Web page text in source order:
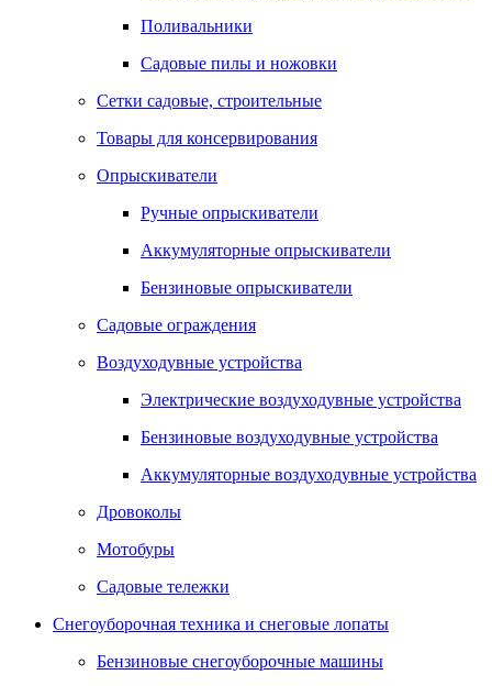
Поливальники
Садовые пилы и ножовки
Сетки садовые, строительные
Товары для консервирования
Опрыскиватели
Ручные опрыскиватели
Аккумуляторные опрыскиватели
Бензиновые опрыскиватели
Садовые ограждения
Воздуходувные устройства
Электрические воздуходувные устройства
Бензиновые воздуходувные устройства
Аккумуляторные воздуходувные устройства
Дровоколы
Мотобуры
Садовые тележки
Снегоуборочная техника и снеговые лопаты
Бензиновые снегоуборочные машины